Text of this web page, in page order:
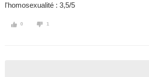
l'homosexualité : 3,5/5
0 1